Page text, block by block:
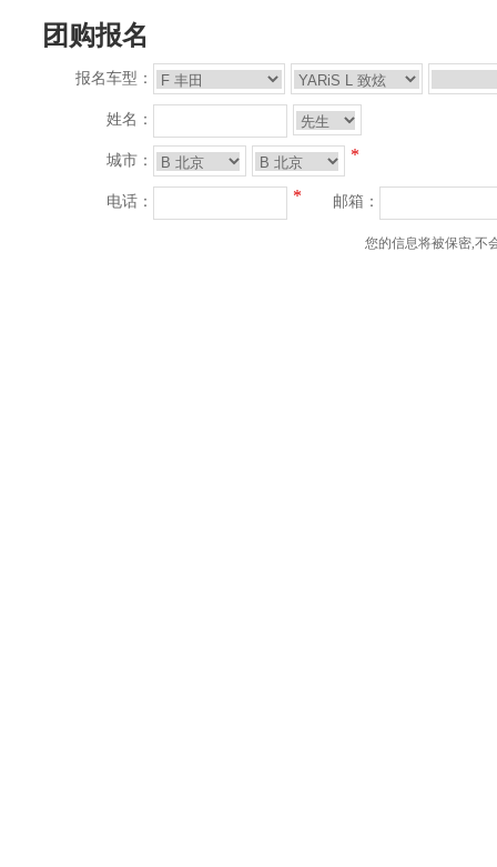
团购报名
报名车型：
姓名：
城市： *
电话： * 邮箱：
您的信息将被保密,不